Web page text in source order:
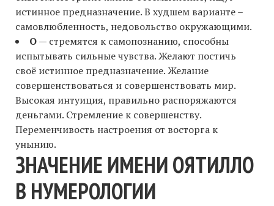
истинное предназначение. В худшем варианте –
самовлюбленность, недовольство окружающими.
О— стремятся к самопознанию, способны
испытывать сильные чувства. Желают постичь
своё истинное предназначение. Желание
совершенствоваться и совершенствовать мир.
Высокая интуиция, правильно распоряжаются
деньгами. Стремление к совершенству.
Переменчивость настроения от восторга к
унынию.
ЗНАЧЕНИЕ ИМЕНИ ОЯТИЛЛО
В НУМЕРОЛОГИИ